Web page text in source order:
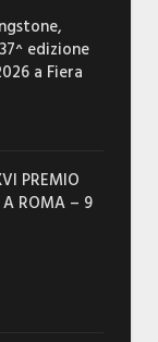
edizione
a Fiera
PREMIO
A ROMA – 9